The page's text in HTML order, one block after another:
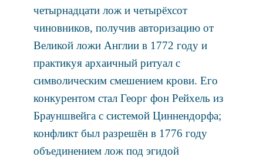
четырнадцати лож и четырёхсот
чиновников, получив авторизацию от
Великой ложи Англии в 1772 году и
практикуя архаичный ритуал с
символическим смешением крови. Его
конкурентом стал Георг фон Рейхель из
Брауншвейга с системой Циннендорфа;
конфликт был разрешён в 1776 году
объединением лож под эгидой